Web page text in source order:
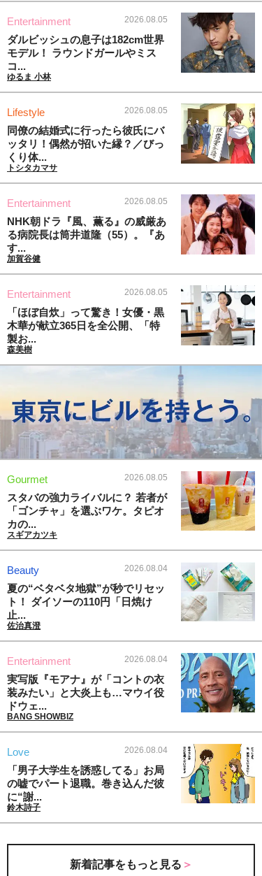
Entertainment 2026.08.05
ダルビッシュの息子は182cm世界
モデル！ ラウンドガールやミス
コ...
ゆるま 小林
Lifestyle 2026.08.05
同僚の結婚式に行ったら彼氏にバ
ッタリ！偶然が招いた縁？／びっ
くり体...
トシタカマサ
Entertainment 2026.08.05
NHK朝ドラ『風、薫る』の威厳あ
る病院長は筒井道隆（55）。『あ
す...
加賀谷健
Entertainment 2026.08.05
「ほぼ自炊」って驚き！女優・黒
木華が献立365日を全公開、「特
製お...
森美樹
Gourmet 2026.08.05
スタバの強力ライバルに？ 若者が
「ゴンチャ」を選ぶワケ。タピオ
カの...
スギアカツキ
Beauty 2026.08.04
夏の“ベタベタ地獄”が秒でリセッ
ト！ ダイソーの110円「日焼け
止...
佐治真澄
Entertainment 2026.08.04
実写版『モアナ』が「コントの衣
装みたい」と大炎上も…マウイ役
ドウェ...
BANG SHOWBIZ
Love 2026.08.04
「男子大学生を誘惑してる」お局
の嘘でパート退職。巻き込んだ彼
に“謝...
鈴木詩子
新着記事をもっと見る